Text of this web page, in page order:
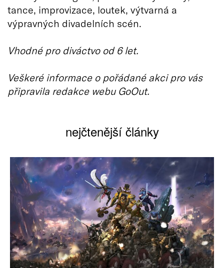
tance, improvizace, loutek, výtvarná a
výpravných divadelních scén.
Vhodné pro diváctvo od 6 let.
Veškeré informace o pořádané akci pro vás
připravila redakce webu GoOut.
nejčtenější články